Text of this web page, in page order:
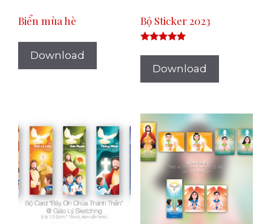
Biển mùa hè
Download
Bộ Sticker 2023
5.00
out of 5
Download